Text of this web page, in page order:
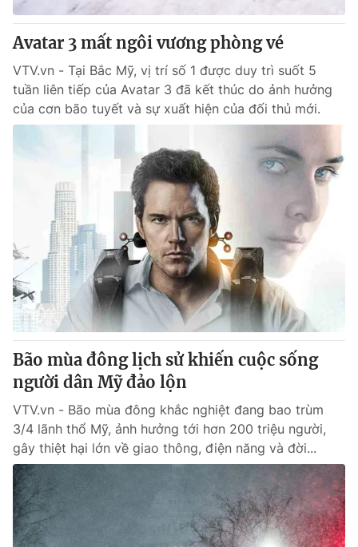
Cơ quan báo chí:
Giấy phép hoạt động báo in và báo điện tử số 483/GP-BTTTT
cấp ngày 29/12/2023
Tổng Biên tập:Vũ Thanh Thủy
Phó Tổng Biên tập:Nguyễn Thị Mỹ Hạnh, Phạm Quốc Thắng,
Nguyễn Trọng Ninh
Tổng đài VTV:024.38 355 931 - 024.38 355 932
024.66 897 897
toasoan@vtv.vn
Liên hệ quảng cáo: 024-7300.7108
® Cấm sao chép dưới mọi hình thức nếu không có sự chấp
thuận bằng văn bản. Ghi rõ nguồn VTV.vn khi phát hành lại
thông tin từ website này.
Avatar 3 mất ngôi vương phòng vé
VTV.vn - Tại Bắc Mỹ, vị trí số 1 được duy trì suốt 5
tuần liên tiếp của Avatar 3 đã kết thúc do ảnh hưởng
của cơn bão tuyết và sự xuất hiện của đối thủ mới.
Bão mùa đông lịch sử khiến cuộc sống
người dân Mỹ đảo lộn
VTV.vn - Bão mùa đông khắc nghiệt đang bao trùm
3/4 lãnh thổ Mỹ, ảnh hưởng tới hơn 200 triệu người,
gây thiệt hại lớn về giao thông, điện năng và đời...